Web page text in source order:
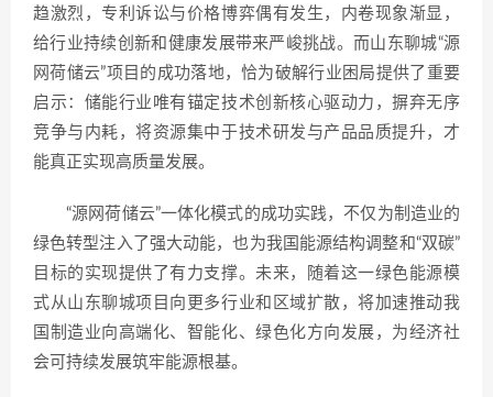
趋激烈，专利诉讼与价格博弈偶有发生，内卷现象渐显，
给行业持续创新和健康发展带来严峻挑战。而山东聊城“源
网荷储云”项目的成功落地，恰为破解行业困局提供了重要
启示：储能行业唯有锚定技术创新核心驱动力，摒弃无序
竞争与内耗，将资源集中于技术研发与产品品质提升，才
能真正实现高质量发展。
“源网荷储云”一体化模式的成功实践，不仅为制造业的
绿色转型注入了强大动能，也为我国能源结构调整和“双碳”
目标的实现提供了有力支撑。未来，随着这一绿色能源模
式从山东聊城项目向更多行业和区域扩散，将加速推动我
国制造业向高端化、智能化、绿色化方向发展，为经济社
会可持续发展筑牢能源根基。